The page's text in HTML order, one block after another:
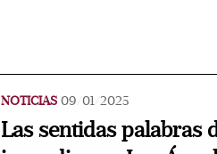
NOTICIAS 09/01/2025
Las sentidas palabras